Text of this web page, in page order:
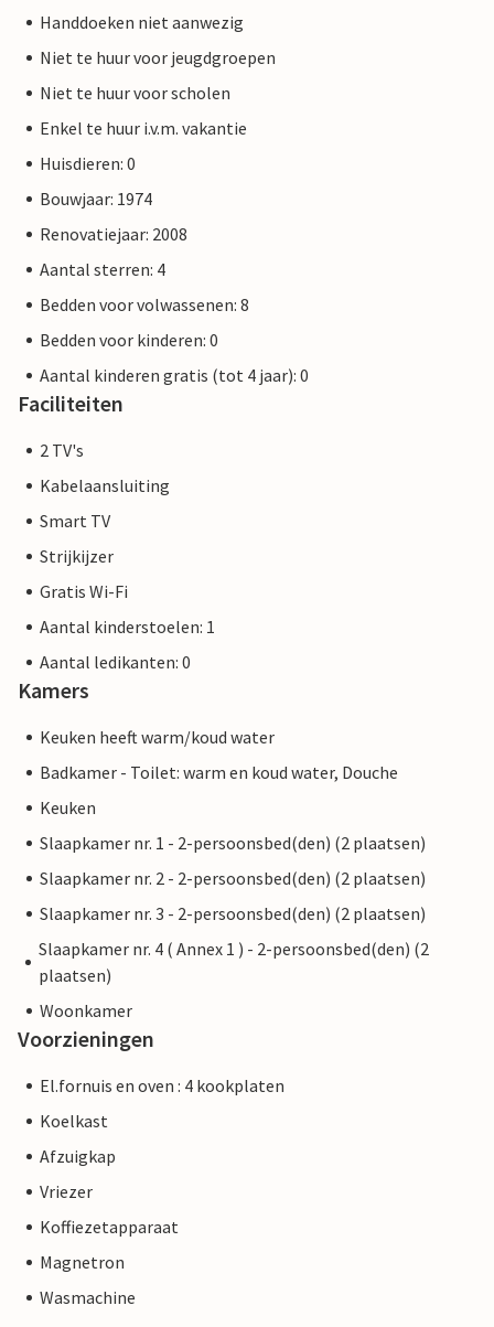
Handdoeken niet aanwezig
Niet te huur voor jeugdgroepen
Niet te huur voor scholen
Enkel te huur i.v.m. vakantie
Huisdieren: 0
Bouwjaar: 1974
Renovatiejaar: 2008
Aantal sterren: 4
Bedden voor volwassenen: 8
Bedden voor kinderen: 0
Aantal kinderen gratis (tot 4 jaar): 0
Faciliteiten
2 TV's
Kabelaansluiting
Smart TV
Strijkijzer
Gratis Wi-Fi
Aantal kinderstoelen: 1
Aantal ledikanten: 0
Kamers
Keuken heeft warm/koud water
Badkamer - Toilet: warm en koud water, Douche
Keuken
Slaapkamer nr. 1 - 2-persoonsbed(den) (2 plaatsen)
Slaapkamer nr. 2 - 2-persoonsbed(den) (2 plaatsen)
Slaapkamer nr. 3 - 2-persoonsbed(den) (2 plaatsen)
Slaapkamer nr. 4 ( Annex 1 ) - 2-persoonsbed(den) (2
plaatsen)
Woonkamer
Voorzieningen
El.fornuis en oven : 4 kookplaten
Koelkast
Afzuigkap
Vriezer
Koffiezetapparaat
Magnetron
Wasmachine